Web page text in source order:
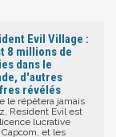
Evil Village :
8 millions de
dans le
d'autres
révélés
le répètera jamais
Resident Evil est
lucrative
et les